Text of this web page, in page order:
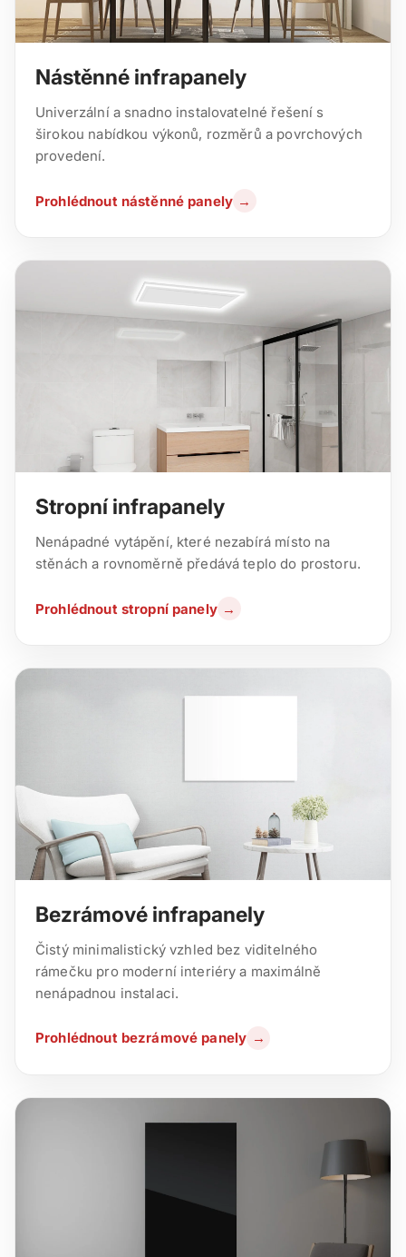
Nástěnné infrapanely
Univerzální a snadno instalovatelné řešení s
širokou nabídkou výkonů, rozměrů a povrchových
provedení.
Prohlédnout nástěnné panely →
Stropní infrapanely
Nenápadné vytápění, které nezabírá místo na
stěnách a rovnoměrně předává teplo do prostoru.
Prohlédnout stropní panely →
Bezrámové infrapanely
Čistý minimalistický vzhled bez viditelného
rámečku pro moderní interiéry a maximálně
nenápadnou instalaci.
Prohlédnout bezrámové panely →